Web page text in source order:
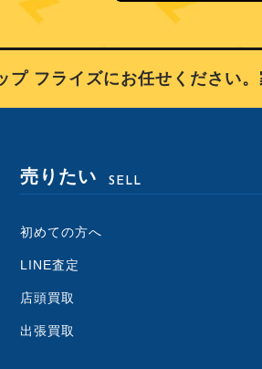
ライズにお任せください。
売りたい SELL
初めての方へ
LINE査定
店頭買取
出張買取